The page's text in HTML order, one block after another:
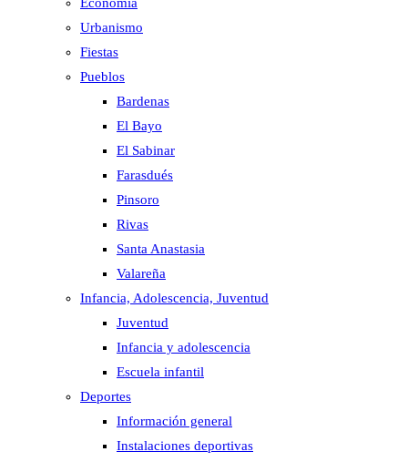
Urbanismo
Fiestas
Pueblos
Bardenas
El Bayo
El Sabinar
Farasdués
Pinsoro
Rivas
Santa Anastasia
Valareña
Infancia, Adolescencia, Juventud
Juventud
Infancia y adolescencia
Escuela infantil
Deportes
Información general
Instalaciones deportivas